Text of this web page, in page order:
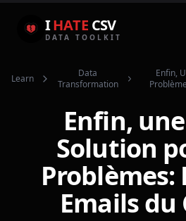
IHATE CSV
DATA TOOLKIT
Learn
Data
Transformation
Enfin,
Enfin,
Solution
Problèmes:
Emails du